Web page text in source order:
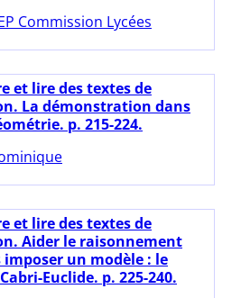
Commission Lycées
et lire des textes de
La démonstration dans
p. 215-224.
et lire des textes de
Aider le raisonnement
un modèle : le
Euclide. p. 225-240.